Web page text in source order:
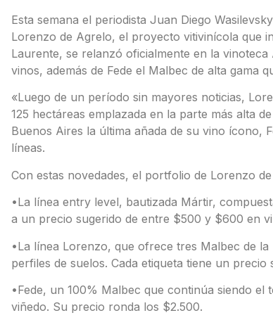
Esta semana el periodista Juan Diego
Lorenzo de Agrelo, el proyecto vitivinícola que
Laurente, se relanzó oficialmente en la
vinos, además de Fede el Malbec de alta gama
«Luego de un período sin mayores noticias,
125 hectáreas emplazada en la parte más alta
Buenos Aires la última añada de su vino ícono,
líneas.
Con estas novedades, el portfolio de Lorenzo
•La línea entry level, bautizada Mártir,
a un precio sugerido de entre $500 y $600 en
•La línea Lorenzo, que ofrece tres Malbec de
perfiles de suelos. Cada etiqueta tiene un
•Fede, un 100% Malbec que continúa siendo el
viñedo. Su precio ronda los $2.500.